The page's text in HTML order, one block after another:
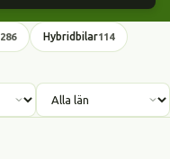
Hybridbilar114